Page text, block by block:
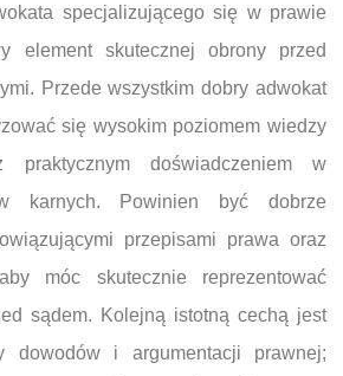
specjalizującego się w prawie
element skutecznej obrony przed
Przede wszystkim dobry adwokat
się wysokim poziomem wiedzy
praktycznym doświadczeniem w
karnych. Powinien być dobrze
przepisami prawa oraz
móc skutecznie reprezentować
sądem. Kolejną istotną cechą jest
dowodów i argumentacji prawnej;